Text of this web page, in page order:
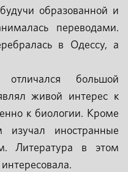
образованной и
переводами.
в Одессу, а
большой
живой интерес к
к биологии. Кроме
изучал иностранные
Литература в этом